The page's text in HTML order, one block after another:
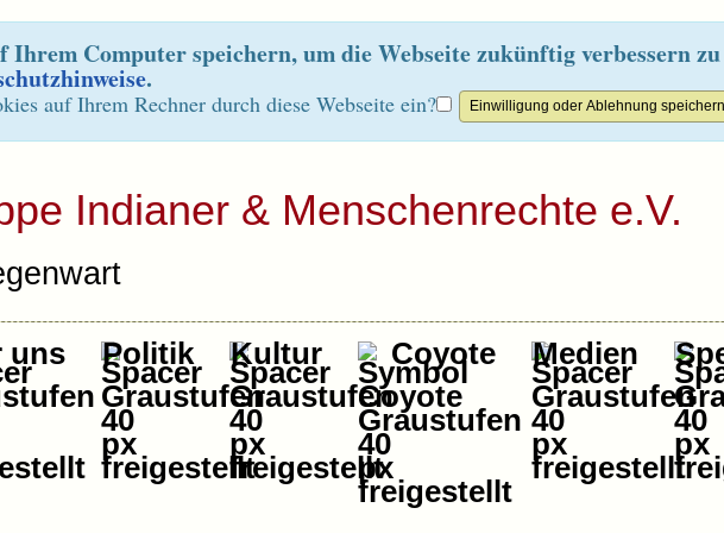
Ihrem Computer speichern, um die Webseite zukünftig verbessern
.
auf Ihrem Rechner durch diese Webseite ein?
Indianer & Menschenrechte e.V.
uns Politik Kultur Coyote Medien